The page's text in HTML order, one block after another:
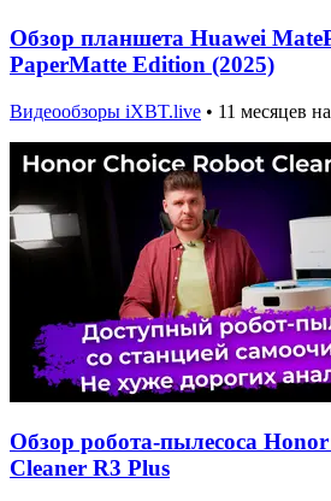
Обзор планшета Huawei
PaperMatte Edition (2025)
Видеообзоры iXBT.live • 11 месяцев
Обзор робота-пылесоса
Cleaner R3 Plus